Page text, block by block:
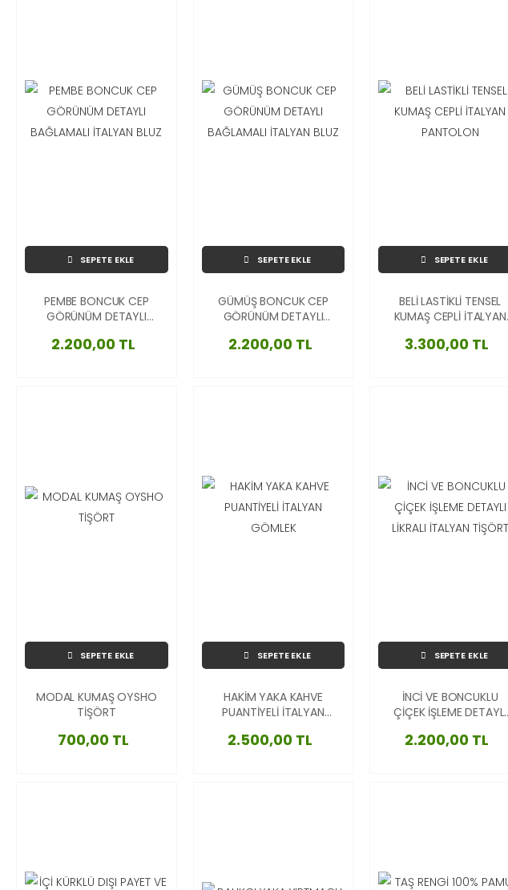
SEPETE EKLE
PEMBE BONCUK CEP
GÖRÜNÜM DETAYLI
BLUZ
2.200,00 TL
SEPETE EKLE
GÜMÜŞ BONCUK CEP
GÖRÜNÜM DETAYLI
BLUZ
2.200,00 TL
SEPETE EKLE
BELİ LASTİKLİ TENSEL
KUMAŞ CEPLİ İTALYAN
3.300,00 TL
SEPETE EKLE
MODAL KUMAŞ OYSHO
TİŞÖRT
700,00 TL
SEPETE EKLE
HAKİM YAKA KAHVE
PUANTİYELİ İTALYAN
2.500,00 TL
SEPETE EKLE
İNCİ VE BONCUKLU
ÇİÇEK İŞLEME DETAYLI
2.200,00 TL